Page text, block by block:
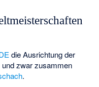
die Ausrichtung der
zwar zusammen
.